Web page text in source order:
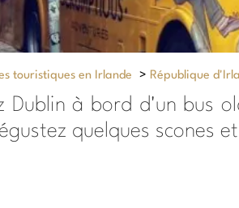
touristiques en Irlande > République
Dublin à bord d'un bus
quelques scones